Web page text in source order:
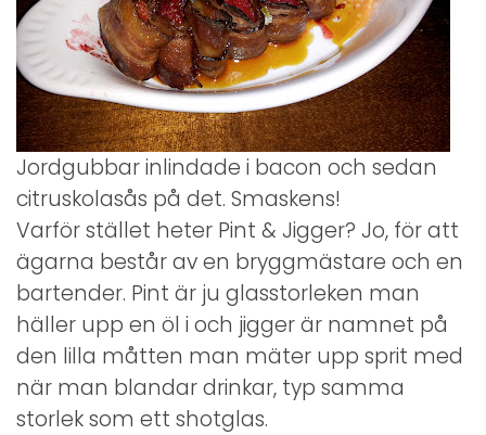
Jordgubbar inlindade i bacon och sedan
citruskolasås på det. Smaskens!
Varför stället heter Pint & Jigger? Jo, för att
ägarna består av en bryggmästare och en
bartender. Pint är ju glasstorleken man
häller upp en öl i och jigger är namnet på
den lilla måtten man mäter upp sprit med
när man blandar drinkar, typ samma
storlek som ett shotglas.